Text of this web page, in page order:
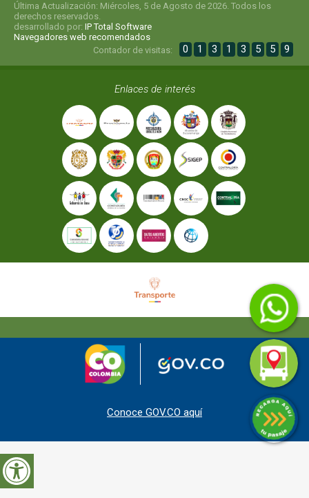
Última Actualización: Miércoles, 5 de Agosto de 2026. Todos los
derechos reservados.
desarrollado por: IP Total Software
Navegadores web recomendados
Contador de visitas:
0 1 3 1 3 5 5 9
Enlaces de interés
Conoce GOV.CO aquí